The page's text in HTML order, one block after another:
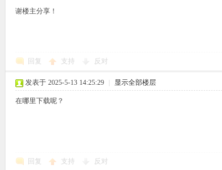
谢楼主分享！
回复 支持 反对
发表于 2025-5-13 14:25:29 显示全部楼层
在哪里下载呢？
回复 支持 反对